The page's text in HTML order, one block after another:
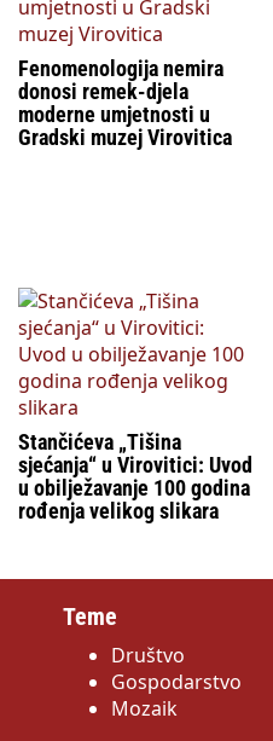
Fenomenologija nemira
donosi remek-djela
moderne umjetnosti u
Gradski muzej Virovitica
Stančićeva „Tišina
sjećanja“ u Virovitici: Uvod
u obilježavanje 100 godina
rođenja velikog slikara
Teme
Društvo
Gospodarstvo
Mozaik